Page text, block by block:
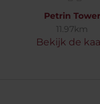
Petrin Tower
11.97km
Bekijk de